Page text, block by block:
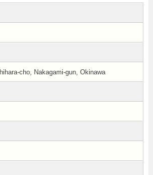
cho, Nakagami-gun, Okinawa